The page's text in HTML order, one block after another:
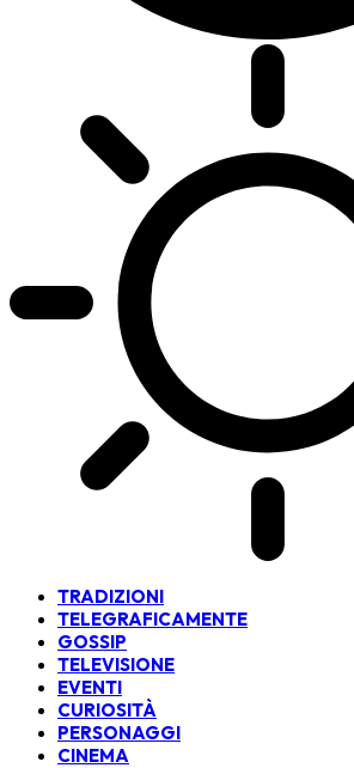
TRADIZIONI
TELEGRAFICAMENTE
GOSSIP
TELEVISIONE
EVENTI
CURIOSITÀ
PERSONAGGI
CINEMA